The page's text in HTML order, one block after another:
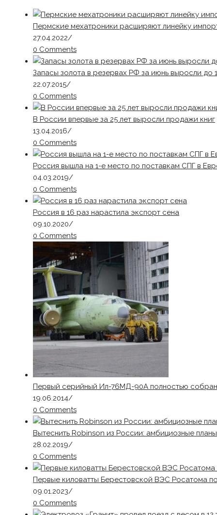
Пермские мехатроники расширяют линейку
27.04.2022/
0 Comments
Запасы золота в резервах РФ за июнь выросли до
22.07.2015/
0 Comments
В России впервые за 25 лет выросли продажи книг
13.04.2016/
0 Comments
Россия вышла на 1-е место по поставкам СПГ в
04.03.2019/
0 Comments
Россия в 16 раз нарастила экспорт сена
09.10.2020/
0 Comments
Первый серийный Ил-76МД-90А полностью собран
19.06.2014/
0 Comments
Вытеснить Robinson из России: амбициозные
28.02.2019/
0 Comments
Первые киловатты Берестовской ВЭС Росатома
09.01.2023/
0 Comments